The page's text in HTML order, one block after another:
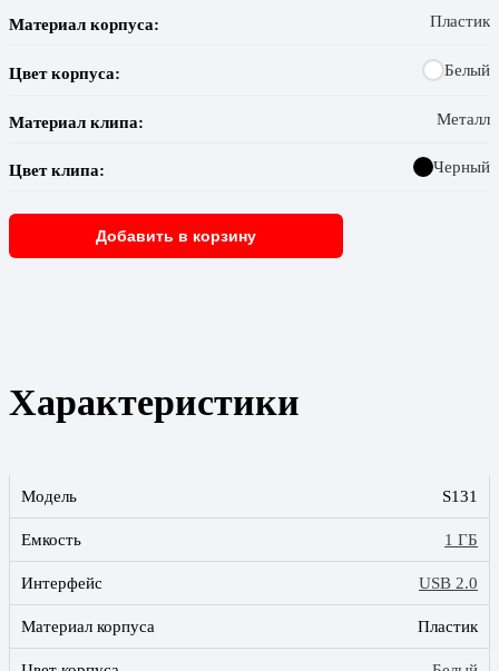
Материал корпуса: Пластик
Цвет корпуса: Белый
Материал клипа: Металл
Цвет клипа: Черный
Добавить в корзину
Характеристики
Модель S131
Емкость 1 ГБ
Интерфейс USB 2.0
Материал корпуса Пластик